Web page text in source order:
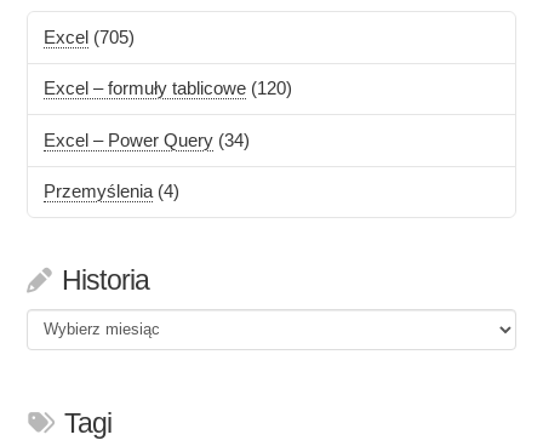
Excel (705)
Excel – formuły tablicowe (120)
Excel – Power Query (34)
Przemyślenia(4)
Historia
Historia
Tagi